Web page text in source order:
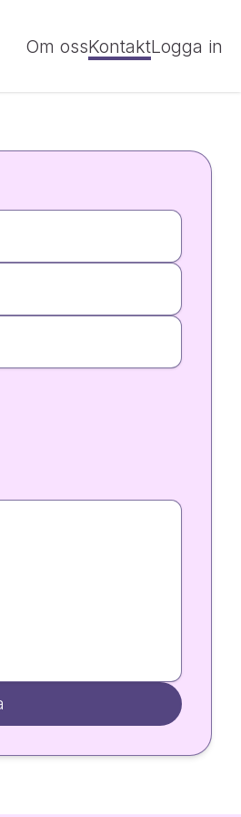
Om ossKontaktLogga in